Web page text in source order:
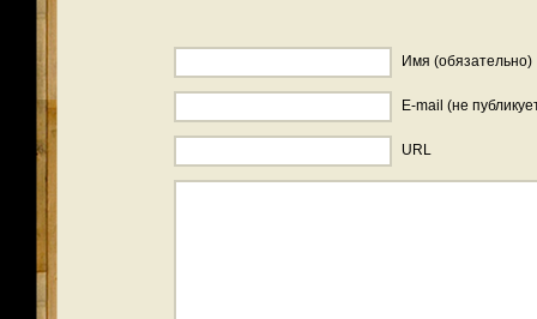
Имя (обязательно)
E-mail (не
URL